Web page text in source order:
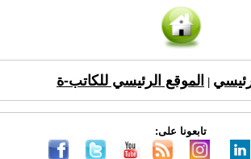
الموقع الرئيسي للكاتب-ة
تابعونا على: